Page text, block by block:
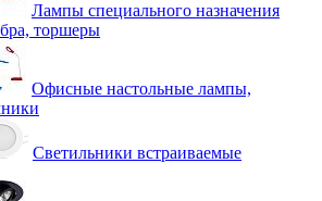
Лампы специального назначения
торшеры
Офисные настольные лампы,
Светильники встраиваемые